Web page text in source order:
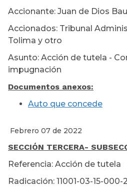
Accionante: Juan de Dios
Accionados: Tribunal
Tolima y otro
Asunto: Acción de tutela -
impugnación
Documentos anexos:
Auto que concede
Febrero 07 de 2022
SECCIÓN TERCERA-
Referencia: Acción de tutela
Radicación: 11001-03-15-